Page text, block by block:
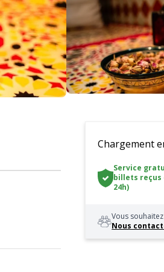
Chargement
Service
billets reçus
24h)
Vous
Nous